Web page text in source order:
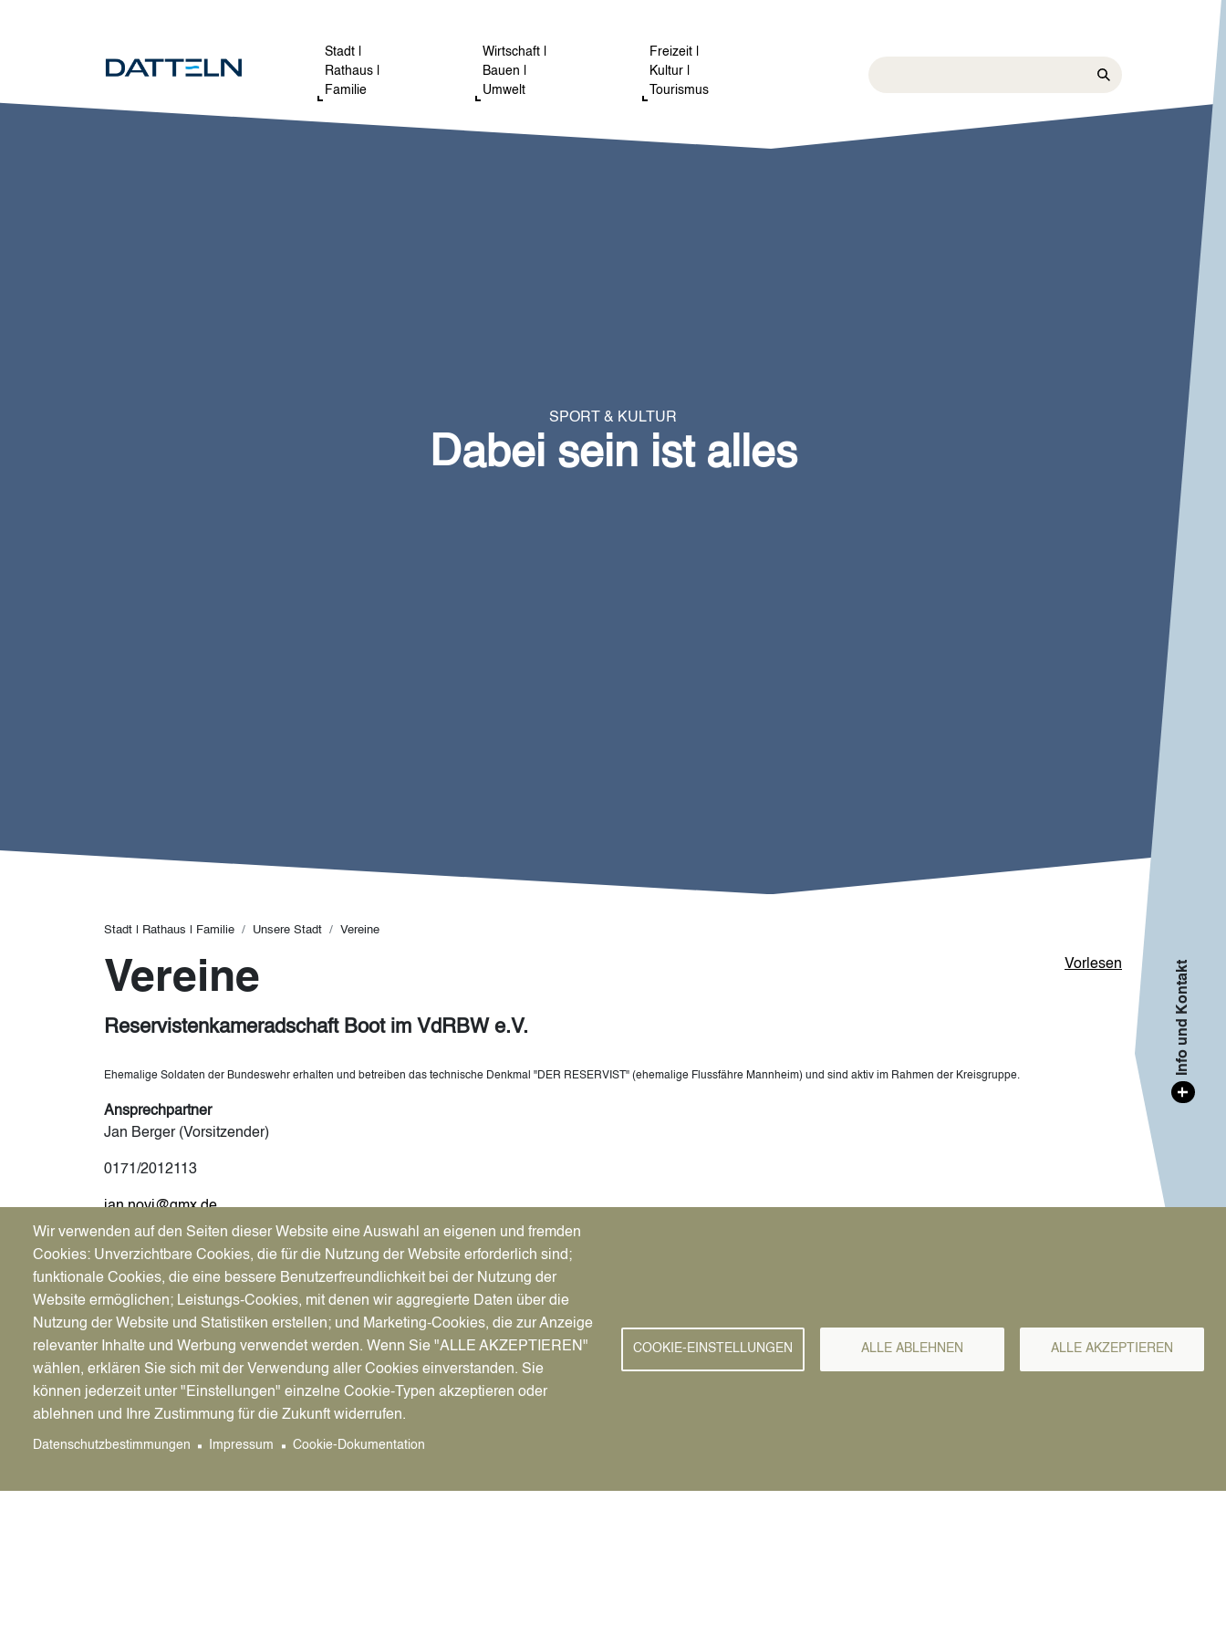
Stadt |
Rathaus |
Familie
Wirtschaft |
Bauen |
Umwelt
Freizeit |
Kultur |
Tourismus
SPORT & KULTUR
Dabei sein ist alles
Pfadnavigation
Stadt | Rathaus | Familie Unsere Stadt Vereine
Vorlesen
Vereine
Reservistenkameradschaft Boot im VdRBW e.V.
Ehemalige Soldaten der Bundeswehr erhalten und betreiben das technische Denkmal "DER RESERVIST" (ehemalige Flussfähre Mannheim) und sind aktiv im Rahmen der Kreisgruppe.
Ansprechpartner
Jan Berger (Vorsitzender)
0171/2012113
jan.novi@gmx.de
Heibeckstraße 27, 45711 Datteln
Dachverband
VdRBW e.V. Bonn
Neue Suche
Wir verwenden auf den Seiten dieser Website eine Auswahl an eigenen und fremden
Cookies: Unverzichtbare Cookies, die für die Nutzung der Website erforderlich sind;
funktionale Cookies, die eine bessere Benutzerfreundlichkeit bei der Nutzung der
Website ermöglichen; Leistungs-Cookies, mit denen wir aggregierte Daten über die
Nutzung der Website und Statistiken erstellen; und Marketing-Cookies, die zur Anzeige
relevanter Inhalte und Werbung verwendet werden. Wenn Sie "ALLE AKZEPTIEREN"
wählen, erklären Sie sich mit der Verwendung aller Cookies einverstanden. Sie
können jederzeit unter "Einstellungen" einzelne Cookie-Typen akzeptieren oder
ablehnen und Ihre Zustimmung für die Zukunft widerrufen.
Datenschutzbestimmungen Impressum Cookie-Dokumentation
COOKIE-EINSTELLUNGEN ALLE ABLEHNEN ALLE AKZEPTIEREN
+
Info und Kontakt